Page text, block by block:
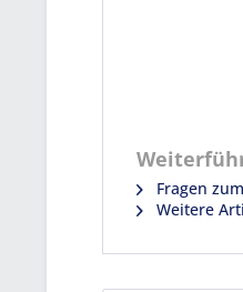
Fragen
Weitere